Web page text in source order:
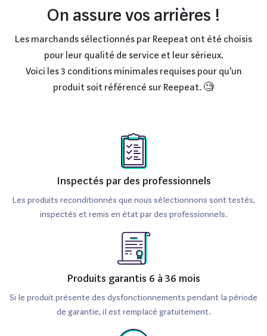
On assure vos arrières !
Les marchands sélectionnés par Reepeat ont été choisis
pour leur qualité de service et leur sérieux.
Voici les 3 conditions minimales requises pour qu'un
produit soit référencé sur Reepeat. 🧐
Inspectés par des professionnels
Les produits reconditionnés que nous sélectionnons sont testés,
inspectés et remis en état par des professionnels.
Produits garantis 6 à 36 mois
Si le produit présente des dysfonctionnements pendant la période
de garantie, il est remplacé gratuitement.